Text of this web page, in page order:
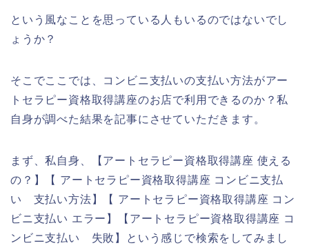
という風なことを思っている人もいるのではないでし
ょうか？
そこでここでは、コンビニ支払いの支払い方法がアー
トセラピー資格取得講座のお店で利用できるのか？私
自身が調べた結果を記事にさせていただきます。
まず、私自身、【アートセラピー資格取得講座 使える
の？】【 アートセラピー資格取得講座 コンビニ支払
い 支払い方法】【 アートセラピー資格取得講座 コン
ビニ支払い エラー】【アートセラピー資格取得講座 コ
ンビニ支払い 失敗】という感じで検索をしてみまし